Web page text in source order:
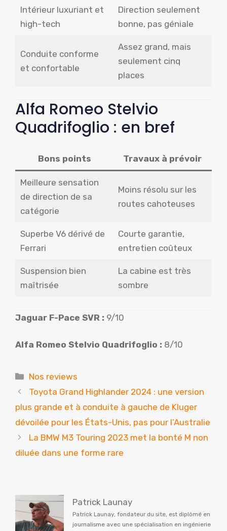
Intérieur luxuriant et
high-tech
Direction seulement
bonne, pas géniale
Conduite conforme
et confortable
Assez grand, mais
seulement cinq
places
Alfa Romeo Stelvio
Quadrifoglio : en bref
Bons points Travaux à prévoir
Meilleure sensation
de direction de sa
catégorie
Moins résolu sur les
routes cahoteuses
Superbe V6 dérivé de
Ferrari
Courte garantie,
entretien coûteux
Suspension bien
maîtrisée
La cabine est très
sombre
Jaguar F-Pace SVR : 9/10
Alfa Romeo Stelvio Quadrifoglio : 8/10
Catégories
Nos reviews
Toyota Grand Highlander 2024 : une version
plus grande et à conduite à gauche de Kluger
dévoilée pour les États-Unis, pas pour l’Australie
La BMW M3 Touring 2023 met la bonté M non
diluée dans une forme rare
Patrick Launay
Patrick Launay, fondateur du site, est diplômé en
journalisme avec une spécialisation en ingénierie